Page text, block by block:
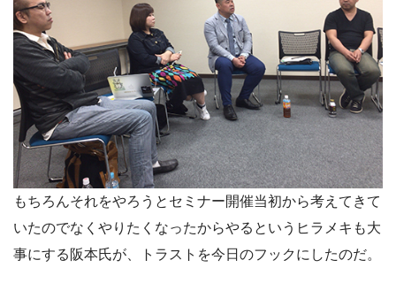
もちろんそれをやろうとセミナー開催当初から考えてきて
いたのでなくやりたくなったからやるというヒラメキも大
事にする阪本氏が、トラストを今日のフックにしたのだ。